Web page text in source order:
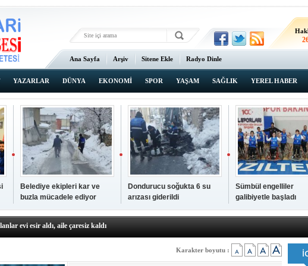
Ana Sayfa Arşiv Sitene Ekle Radyo Dinle
YAZARLAR DÜNYA EKONOMİ SPOR YAŞAM SAĞLIK YEREL HABER
Belediye ekipleri kar ve
buzla mücadele ediyor
Dondurucu soğukta 6 su
arızası giderildi
Sümbül engelliler
galibiyetle başladı
evi esir aldı, aile çaresiz kaldı
Cumhuriyet Başsavcısı Ufuk Turan görevine başladı
Büyüksu: Gençlerimiz için geleceğe yatırım yapıyoruz
Karakter boyutu :